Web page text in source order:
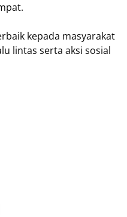
kepada masyarakat
lintas serta aksi sosial